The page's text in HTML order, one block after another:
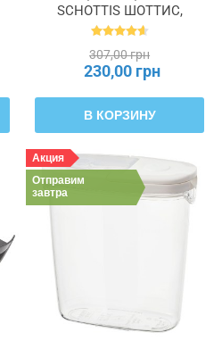
SCHOTTIS ШОТТИС,
202.422.82
307,00 грн
230,00 грн
В КОРЗИНУ
Акция
Отправим
завтра